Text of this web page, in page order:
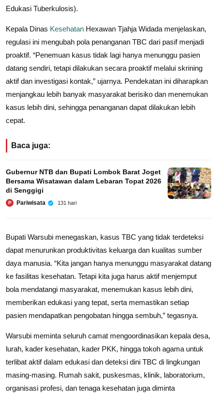
Edukasi Tuberkulosis).
Kepala Dinas Kesehatan Hexawan Tjahja Widada menjelaskan,
regulasi ini mengubah pola penanganan TBC dari pasif menjadi
proaktif. “Penemuan kasus tidak lagi hanya menunggu pasien
datang sendiri, tetapi dilakukan secara proaktif melalui skrining
aktif dan investigasi kontak,” ujarnya. Pendekatan ini diharapkan
menjangkau lebih banyak masyarakat berisiko dan menemukan
kasus lebih dini, sehingga penanganan dapat dilakukan lebih
cepat.
Baca juga:
Gubernur NTB dan Bupati Lombok Barat Joget
Bersama Wisatawan dalam Lebaran Topat 2026
di Senggigi
P Pariwisata 131 hari
Bupati Warsubi menegaskan, kasus TBC yang tidak terdeteksi
dapat menurunkan produktivitas keluarga dan kualitas sumber
daya manusia. “Kita jangan hanya menunggu masyarakat datang
ke fasilitas kesehatan. Tetapi kita juga harus aktif menjemput
bola mendatangi masyarakat, menemukan kasus lebih dini,
memberikan edukasi yang tepat, serta memastikan setiap
pasien mendapatkan pengobatan hingga sembuh,” tegasnya.
Warsubi meminta seluruh camat mengoordinasikan kepala desa,
lurah, kader kesehatan, kader PKK, hingga tokoh agama untuk
terlibat aktif dalam edukasi dan deteksi dini TBC di lingkungan
masing-masing. Rumah sakit, puskesmas, klinik, laboratorium,
organisasi profesi, dan tenaga kesehatan juga diminta